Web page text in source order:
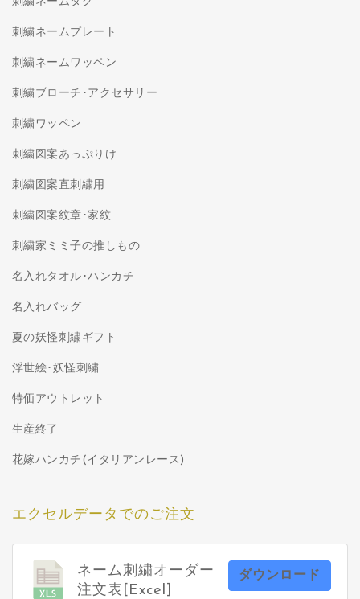
刺繍ネームプレート
刺繍ネームワッペン
刺繍ブローチ･アクセサリー
刺繍ワッペン
刺繍図案あっぷりけ
刺繍図案直刺繍用
刺繍図案紋章･家紋
刺繍家ミミ子の推しもの
名入れタオル･ハンカチ
名入れバッグ
夏の妖怪刺繍ギフト
浮世絵･妖怪刺繍
特価アウトレット
生産終了
花嫁ハンカチ(イタリアンレース)
エクセルデータでのご注文
ネーム刺繍オーダー
注文表[Excel]
ダウンロード